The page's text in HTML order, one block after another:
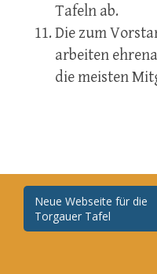
Tafeln ab.
Die zum
arbeiten
die meisten
Neue Webseite für die
Torgauer Tafel